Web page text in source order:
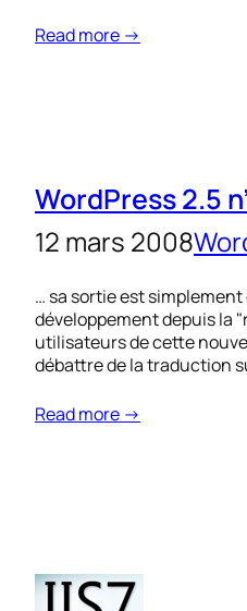
Read more →
WordPress 2.5
12 mars 2008
… sa sortie est
développement depuis la
utilisateurs de cette
débattre de la traduction
Read more →